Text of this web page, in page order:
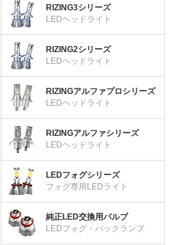
RIZING3シリーズ
LEDヘッドライト
RIZING2シリーズ
LEDヘッドライト
RIZINGアルファプロシリーズ
LEDヘッドライト
RIZINGアルファシリーズ
LEDヘッドライト
LEDフォグシリーズ
フォグ専用LEDライト
純正LED交換用バルブ
LEDフォグ・バックランプ